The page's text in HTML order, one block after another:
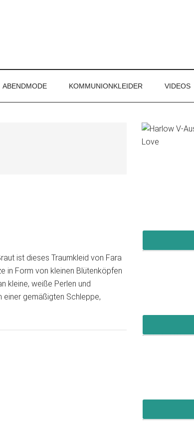
ABENDMODE KOMMUNIONKLEIDER VIDEOS
ist dieses Traumkleid von Fara
in Form von kleinen Blütenköpfen
kleine, weiße Perlen und
einer gemäßigten Schleppe,
Primary
Sidebar